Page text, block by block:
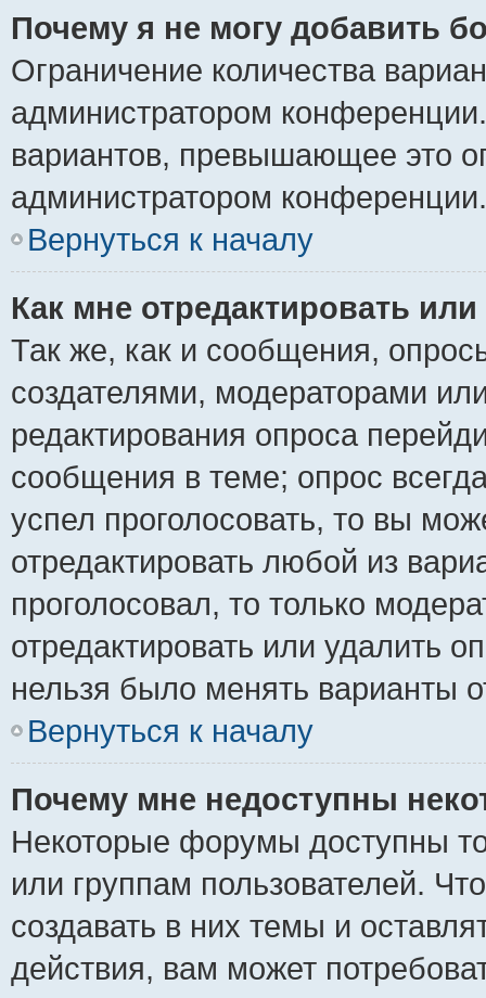
Почему я не могу добавить
Ограничение количества
администратором
вариантов, превышающее это
администратором конференции.
Вернуться к началу
Как мне отредактировать
Так же, как и сообщения,
создателями, модераторами
редактирования опроса
сообщения в теме; опрос
успел проголосовать, то вы
отредактировать любой из
проголосовал, то только
отредактировать или удалить
нельзя было менять варианты
Вернуться к началу
Почему мне недоступны
Некоторые форумы доступны
или группам пользователей.
создавать в них темы и
действия, вам может